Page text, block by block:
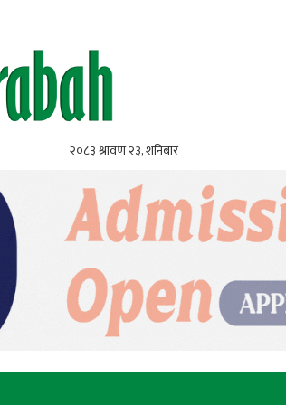
२०८३ श्रावण २३, शनिबार